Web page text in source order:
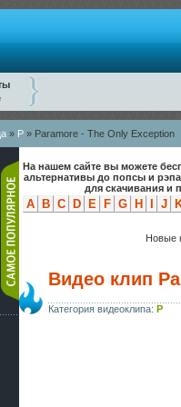
» P » Paramore - The Only Exception
На нашем сайте вы можете
альтернативы до попсы и
для скачивания и
A B C D E F G H J
Новые
Видео клип
Категория видеоклипа: P